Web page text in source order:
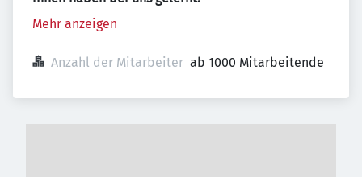
Mehr anzeigen
Anzahl der Mitarbeiter ab 1000 Mitarbeitende